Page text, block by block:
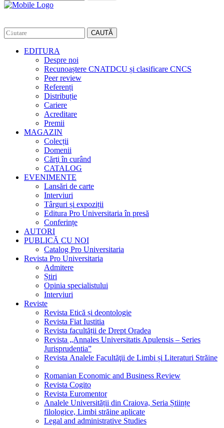
CAUTĂ
EDITURA
Despre noi
Recunoaștere CNATDCU și clasificare CNCS
Peer review
Referenți
Distribuție
Cariere
Acreditare
Premii
MAGAZIN
Colecții
Domenii
Cărţi în curând
CATALOG
EVENIMENTE
Lansări de carte
Interviuri
Târguri și expoziții
Editura Pro Universitaria în presă
Conferințe
AUTORI
PUBLICĂ CU NOI
Catalog Pro Universitaria
Revista Pro Universitaria
Admitere
Știri
Opinia specialistului
Interviuri
Reviste
Revista Etică și deontologie
Revista Fiat Iustitia
Revista facultății de Drept Oradea
Revista „Annales Universitatis Apulensis – Series
Jurisprudentia”
Revista Analele Facultăţii de Limbi și Literaturi Străine
Romanian Economic and Business Review
Revista Cogito
Revista Euromentor
Analele Universității din Craiova, Seria Științe
filologice, Limbi străine aplicate
Legal and administrative Studies